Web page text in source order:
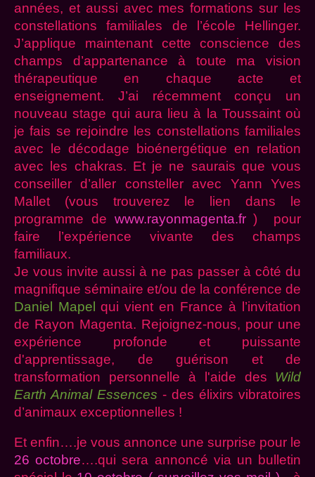
années, et aussi avec mes formations sur les
constellations familiales de l’école Hellinger.
J’applique maintenant cette conscience des
champs d’appartenance à toute ma vision
thérapeutique en chaque acte et
enseignement. J’ai récemment conçu un
nouveau stage qui aura lieu à la Toussaint où
je fais se rejoindre les constellations familiales
avec le décodage bioénergétique en relation
avec les chakras. Et je ne saurais que vous
conseiller d’aller consteller avec Yann Yves
Mallet (vous trouverez le lien dans le
programme de www.rayonmagenta.fr ) pour
faire l’expérience vivante des champs
familiaux.
Je vous invite aussi à ne pas passer à côté du
magnifique séminaire et/ou de la conférence de
Daniel Mapel qui vient en France à l’invitation
de Rayon Magenta. Rejoignez-nous, pour une
expérience profonde et puissante
d'apprentissage, de guérison et de
transformation personnelle à l'aide des
Wild
Earth Animal Essences - des élixirs vibratoires
d’animaux exceptionnelles !
Et enfin….je vous annonce une surprise pour le
26 octobre….qui sera annoncé via un bulletin